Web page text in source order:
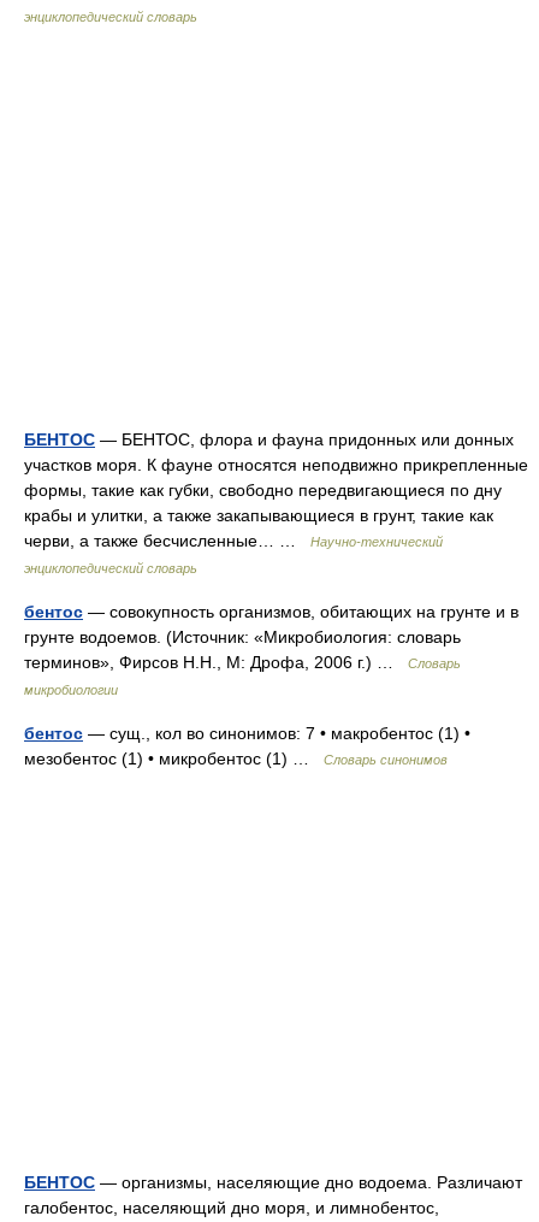
энциклопедический словарь
БЕНТОС — БЕНТОС, флора и фауна придонных или донных
участков моря. К фауне относятся неподвижно прикрепленные
формы, такие как губки, свободно передвигающиеся по дну
крабы и улитки, а также закапывающиеся в грунт, такие как
черви, а также бесчисленные… …
Научно-технический
энциклопедический словарь
бентос — совокупность организмов, обитающих на грунте и в
грунте водоемов. (Источник: «Микробиология: словарь
терминов», Фирсов Н.Н., М: Дрофа, 2006 г.) …
Словарь
микробиологии
бентос — сущ., кол во синонимов: 7 • макробентос (1) •
мезобентос (1) • микробентос (1) …
Словарь синонимов
БЕНТОС — организмы, населяющие дно водоема. Различают
галобентос, населяющий дно моря, и лимнобентос,